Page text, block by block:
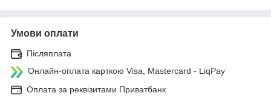
Умови оплати
Післяплата
Онлайн-оплата карткою Visa, Mastercard - LiqPay
Оплата за реквізитами Приватбанк